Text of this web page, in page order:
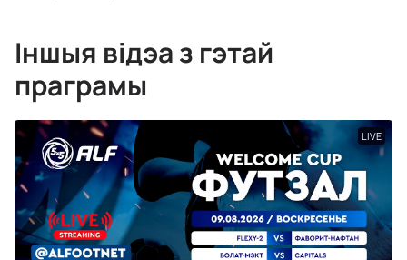
Іншыя відэа з гэтай
праграмы
LIVE